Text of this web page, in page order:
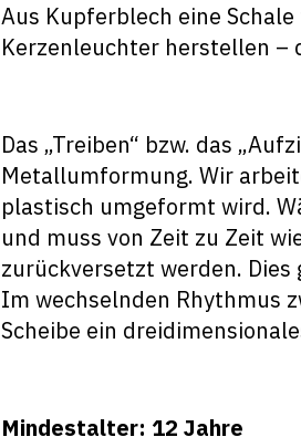
Aus Kupferblech eine
Kerzenleuchter herstellen –
Das „Treiben“ bzw. das
Metallumformung. Wir
plastisch umgeformt wird.
und muss von Zeit zu Zeit
zurückversetzt werden.
Im wechselnden Rhythmus
Scheibe ein
Mindestalter: 12 Jahre